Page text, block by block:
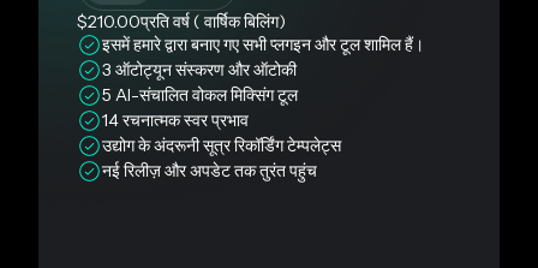
$210.00प्रति वर्ष ( वार्षिक बिलिंग)
इसमें हमारे द्वारा बनाए गए सभी प्लगइन और टूल शामिल हैं।
3 ऑटोट्यून संस्करण और ऑटोकी
5 AI-संचालित वोकल मिक्सिंग टूल
14 रचनात्मक स्वर प्रभाव
उद्योग के अंदरूनी सूत्र रिकॉर्डिंग टेम्पलेट्स
नई रिलीज़ और अपडेट तक तुरंत पहुंच